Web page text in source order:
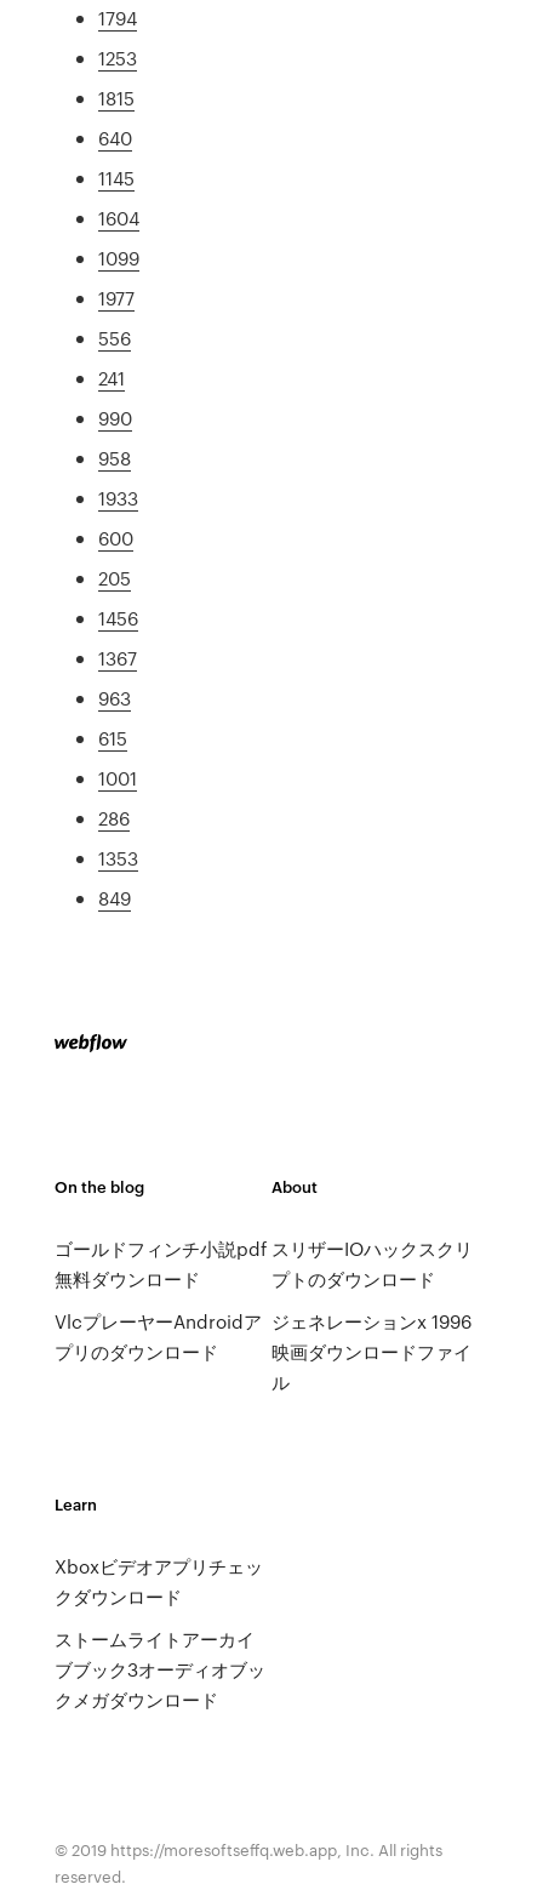
1794
1253
1815
640
1145
1604
1099
1977
556
241
990
958
1933
600
205
1456
1367
963
615
1001
286
1353
849
On the blog
ゴールドフィンチ小説pdf
無料ダウンロード
VlcプレーヤーAndroidア
プリのダウンロード
About
スリザーIOハックスクリ
プトのダウンロード
ジェネレーションx 1996
映画ダウンロードファイ
ル
Learn
Xboxビデオアプリチェッ
クダウンロード
ストームライトアーカイ
ブブック3オーディオブッ
クメガダウンロード
© 2019 https://moresoftseffq.web.app, Inc. All rights
reserved.